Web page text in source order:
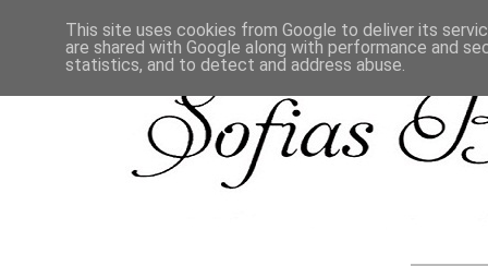
This site uses cookies from Google to deliver its
are shared with Google along with performance and
statistics, and to detect and address abuse.